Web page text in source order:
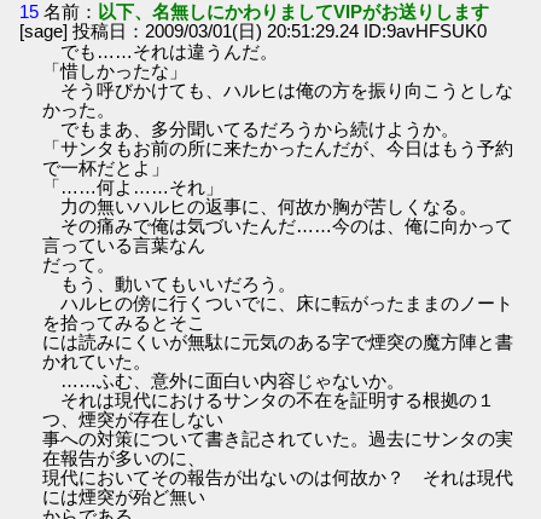
15 名前： 以下、名無しにかわりましてVIPがお送りします
[sage] 投稿日：2009/03/01(日) 20:51:29.24 ID:9avHFSUK0
でも……それは違うんだ。
「惜しかったな」
そう呼びかけても、ハルヒは俺の方を振り向こうとしな
かった。
でもまあ、多分聞いてるだろうから続けようか。
「サンタもお前の所に来たかったんだが、今日はもう予約
で一杯だとよ」
「……何よ……それ」
力の無いハルヒの返事に、何故か胸が苦しくなる。
その痛みで俺は気づいたんだ……今のは、俺に向かって
言っている言葉なん
だって。
もう、動いてもいいだろう。
ハルヒの傍に行くついでに、床に転がったままのノート
を拾ってみるとそこ
には読みにくいが無駄に元気のある字で煙突の魔方陣と書
かれていた。
……ふむ、意外に面白い内容じゃないか。
それは現代におけるサンタの不在を証明する根拠の１
つ、煙突が存在しない
事への対策について書き記されていた。過去にサンタの実
在報告が多いのに、
現代においてその報告が出ないのは何故か？ それは現代
には煙突が殆ど無い